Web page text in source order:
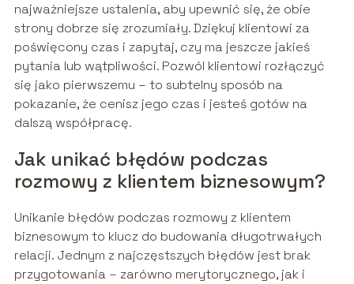
najważniejsze ustalenia, aby upewnić się, że obie
strony dobrze się zrozumiały. Dziękuj klientowi za
poświęcony czas i zapytaj, czy ma jeszcze jakieś
pytania lub wątpliwości. Pozwól klientowi rozłączyć
się jako pierwszemu – to subtelny sposób na
pokazanie, że cenisz jego czas i jesteś gotów na
dalszą współpracę.
Jak unikać błędów podczas
rozmowy z klientem biznesowym?
Unikanie błędów podczas rozmowy z klientem
biznesowym to klucz do budowania długotrwałych
relacji. Jednym z najczęstszych błędów jest brak
przygotowania – zarówno merytorycznego, jak i